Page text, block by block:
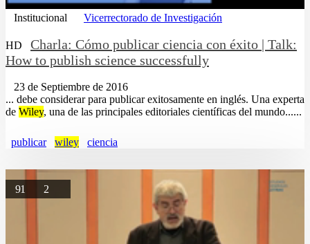
Institucional Vicerrectorado de Investigación
HD
Charla: Cómo publicar ciencia con éxito | Talk:
How to publish science successfully
23 de Septiembre de 2016
... debe considerar para publicar exitosamente en inglés. Una experta
de Wiley, una de las principales editoriales científicas del mundo......
publicar wiley ciencia
91 2